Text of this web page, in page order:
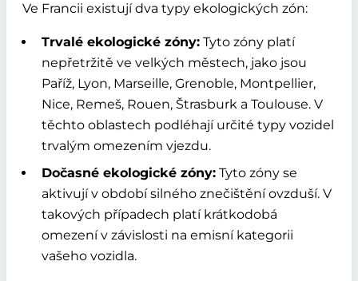
Ve Francii existují dva typy ekologických zón:
Trvalé ekologické zóny: Tyto zóny platí
nepřetržitě ve velkých městech, jako jsou
Paříž, Lyon, Marseille, Grenoble, Montpellier,
Nice, Remeš, Rouen, Štrasburk a Toulouse. V
těchto oblastech podléhají určité typy vozidel
trvalým omezením vjezdu.
Dočasné ekologické zóny: Tyto zóny se
aktivují v období silného znečištění ovzduší. V
takových případech platí krátkodobá
omezení v závislosti na emisní kategorii
vašeho vozidla.